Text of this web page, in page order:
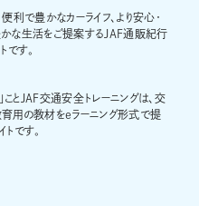
便利で豊かなカーライフ、より安心・
な生活をご提案するJAF通販紀行
です。
」ことJAF交通安全トレーニングは、交
用の教材をeラーニング形式で提
です。